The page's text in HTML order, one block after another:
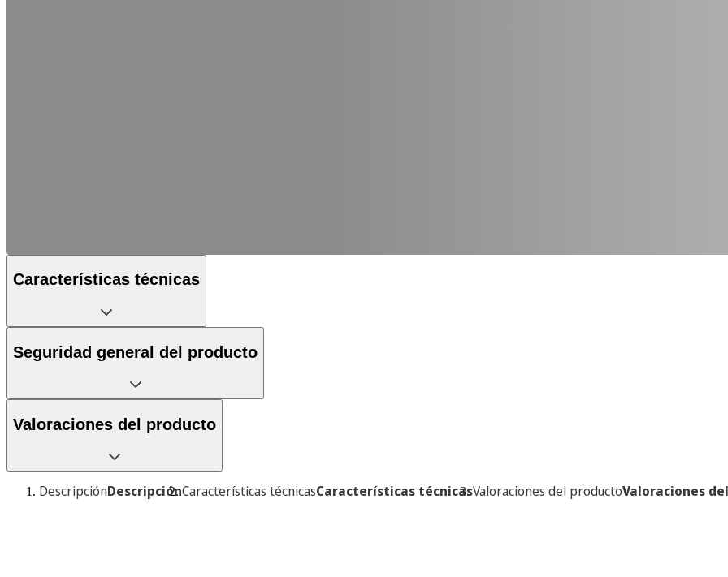
Características técnicas
Seguridad general del producto
Valoraciones del producto
DescripciónDescripciónCaracterísticas técnicasCaracterísticas técnicasValoraciones del productoValoraciones